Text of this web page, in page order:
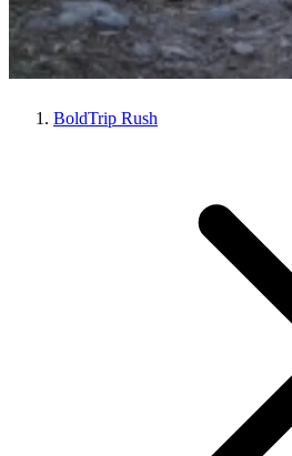
BoldTrip Rush